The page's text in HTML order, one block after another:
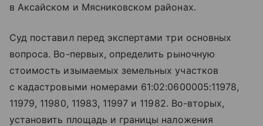
в Аксайском и Мясниковском районах.
Суд поставил перед экспертами три основных
вопроса. Во-первых, определить рыночную
стоимость изымаемых земельных участков
с кадастровыми номерами 61:02:0600005:11978,
11979, 11980, 11983, 11997 и 11982. Во-вторых,
установить площадь и границы наложения